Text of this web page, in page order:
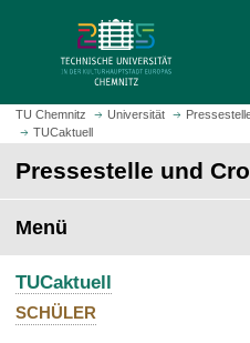
m
H
t
s
i
e
a
u
f
r
TU Chemnitz Universität
TUCaktuell
Pressestelle und
Menü
TUCaktuell
SCHÜLER